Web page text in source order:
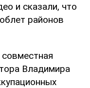
и сказали, что
районов
Владимира